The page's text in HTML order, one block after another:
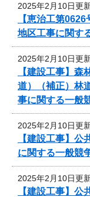
2025年2月10日更
【恵治工第
地区工事に関す
2025年2月10日更
【建設工事】
道）（補正）林
事に関する一般
2025年2月10日更
【建設工事】
に関する一般競
2025年2月10日更
【建設工事】